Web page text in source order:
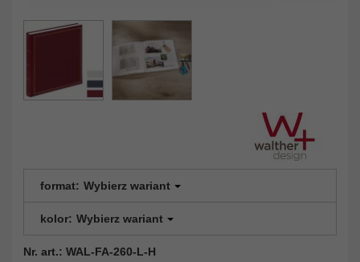
format: Wybierz wariant
kolor: Wybierz wariant
Nr. art.: WAL-FA-260-L-H